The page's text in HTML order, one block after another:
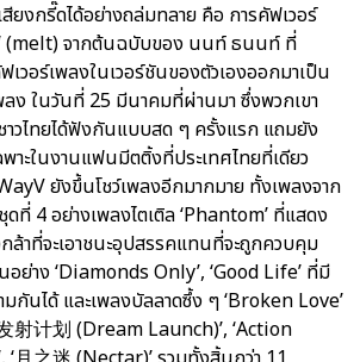
ยงกรี๊ดได้อย่างถล่มทลาย คือ การคัฟเวอร์
’ (melt) จากต้นฉบับของ นนท์ ธนนท์ ที่
เวอร์เพลงในเวอร์ชันของตัวเองออกมาเป็น
ง ในวันที่ 25 มีนาคมที่ผ่านมา ซึ่งพวกเขา
วไทยได้ฟังกันแบบสด ๆ ครั้งแรก แถมยัง
าะในงานแฟนมีตติ้งที่ประเทศไทยที่เดียว
ยังขึ้นโชว์เพลงอีกมากมาย ทั้งเพลงจาก
4 อย่างเพลงไตเติล ‘Phantom’ ที่แสดง
าที่จะเอาชนะอุปสรรคแทนที่จะถูกควบคุม
ย่าง ‘Diamonds Only’, ‘Good Life’ ที่มี
กันได้ และเพลงบัลลาดซึ้ง ๆ ‘Broken Love’
射计划 (Dream Launch)’, ‘Action